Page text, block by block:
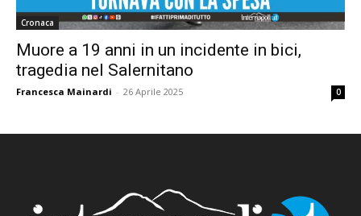
Cronaca
Muore a 19 anni in un incidente in bici,
tragedia nel Salernitano
Francesca Mainardi - 26 Aprile 2025 0